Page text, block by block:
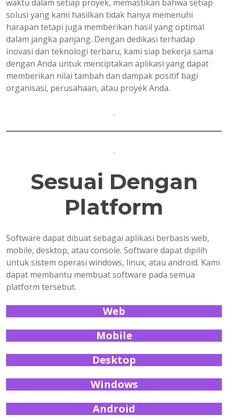
waktu dalam setiap proyek, memastikan bahwa setiap
solusi yang kami hasilkan tidak hanya memenuhi
harapan tetapi juga memberikan hasil yang optimal
dalam jangka panjang. Dengan dedikasi terhadap
inovasi dan teknologi terbaru, kami siap bekerja sama
dengan Anda untuk menciptakan aplikasi yang dapat
memberikan nilai tambah dan dampak positif bagi
organisasi, perusahaan, atau proyek Anda.
.
.
Sesuai Dengan
Platform
Software dapat dibuat sebagai aplikasi berbasis web,
mobile, desktop, atau console. Software dapat dipilih
untuk sistem operasi windows, linux, atau android. Kami
dapat membantu membuat software pada semua
platform tersebut.
Web
Mobile
Desktop
Windows
Android